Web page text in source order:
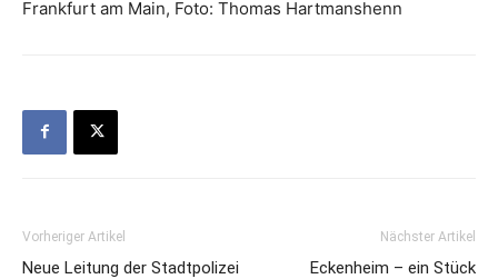
Frankfurt am Main, Foto: Thomas Hartmanshenn
Vorheriger Artikel
Neue Leitung der Stadtpolizei
Nächster Artikel
Eckenheim – ein Stück